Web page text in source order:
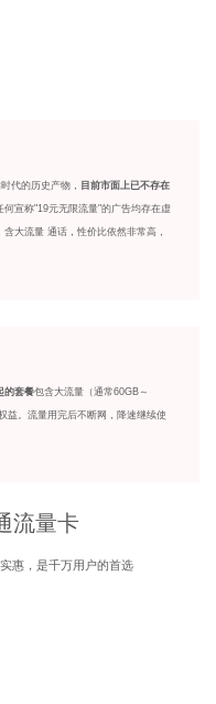
代的历史产物， 目前市面上已不存在
何宣称"19元无限流量"的广告均存在虚
大流量 通话，性价比依然非常高，
的套餐包含大流量（通常60GB～
益。流量用完后不断网，降速继续使
流量卡
惠，是千万用户的首选